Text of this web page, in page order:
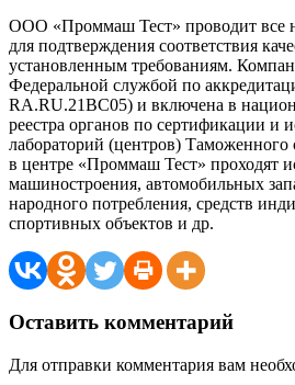
ООО «Проммаш Тест» проводит все
для подтверждения соответствия
установленным требованиям.
Федеральной службой по
RA.RU.21ВС05) и включена в
реестра органов по сертификации и
лабораторий (центров)
в центре «Проммаш Тест» проходят
машиностроения, автомобильных
народного потребления, средств
спортивных объектов и др.
Оставить комментарий
Для отправки комментария вам